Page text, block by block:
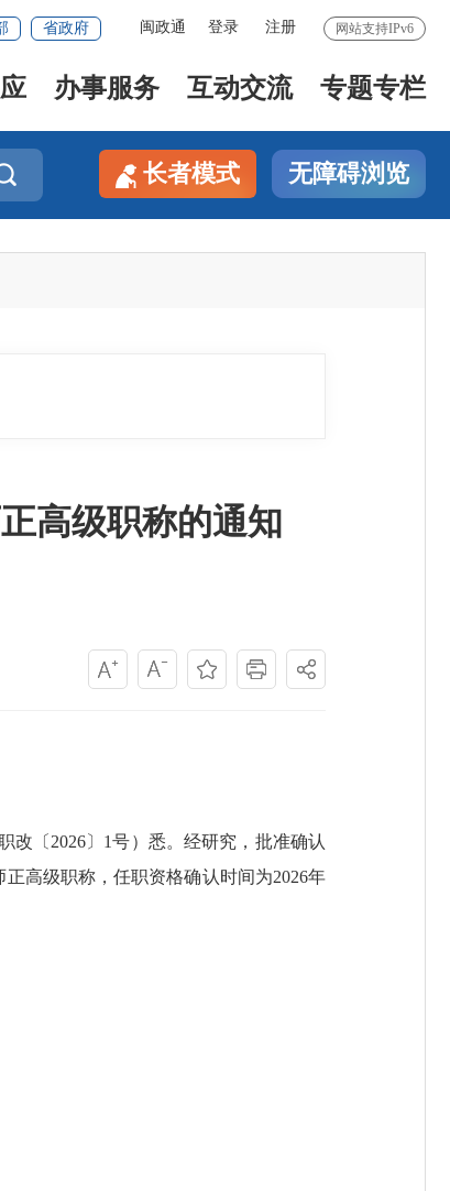
网站支持IPv6
闽政通 登录 注册
省政府
办事服务 互动交流 专题专栏
长者模式 无障碍浏览
高级职称的通知
改〔2026〕1号）悉。经研究，批准确认
高级职称，任职资格确认时间为2026年